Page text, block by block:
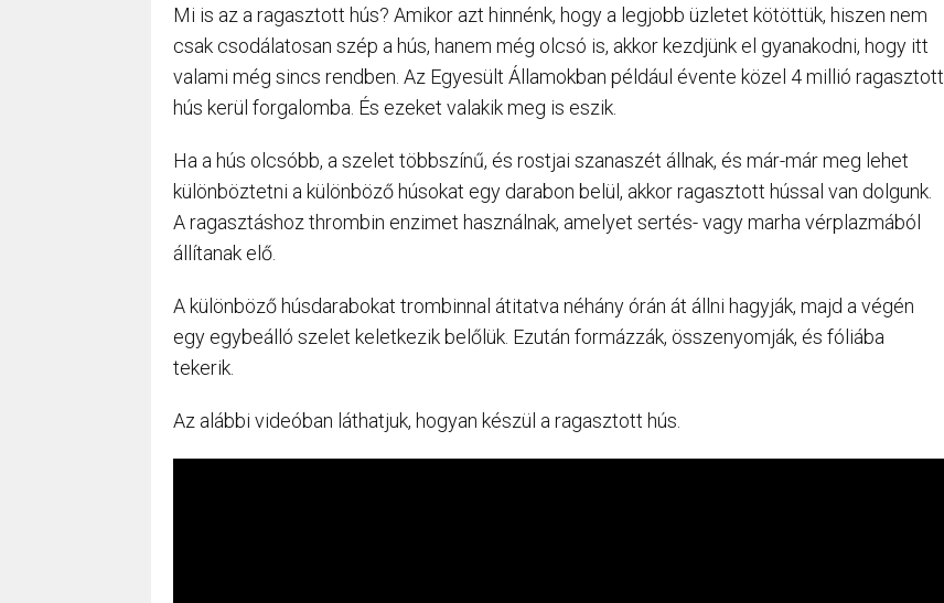
Mi is az a ragasztott hús? Amikor azt hinnénk, hogy a legjobb üzletet kötöttük, hiszen nem
csak csodálatosan szép a hús, hanem még olcsó is, akkor kezdjünk el gyanakodni, hogy itt
valami még sincs rendben. Az Egyesült Államokban például évente közel 4 millió ragasztott
hús kerül forgalomba. És ezeket valakik meg is eszik.
Ha a hús olcsóbb, a szelet többszínű, és rostjai szanaszét állnak, és már-már meg lehet
különböztetni a különböző húsokat egy darabon belül, akkor ragasztott hússal van dolgunk.
A ragasztáshoz thrombin enzimet használnak, amelyet sertés- vagy marha vérplazmából
állítanak elő.
A különböző húsdarabokat trombinnal átitatva néhány órán át állni hagyják, majd a végén
egy egybeálló szelet keletkezik belőlük. Ezután formázzák, összenyomják, és fóliába
tekerik.
Az alábbi videóban láthatjuk, hogyan készül a ragasztott hús.